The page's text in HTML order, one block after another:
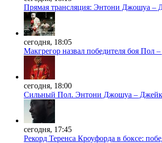
Прямая трансляция: Энтони Джошуа –
сегодня, 18:05
Макгрегор назвал победителя боя Пол
сегодня, 18:00
Сильный Пол. Энтони Джошуа –
сегодня, 17:45
Рекорд Теренса Кроуфорда в боксе: